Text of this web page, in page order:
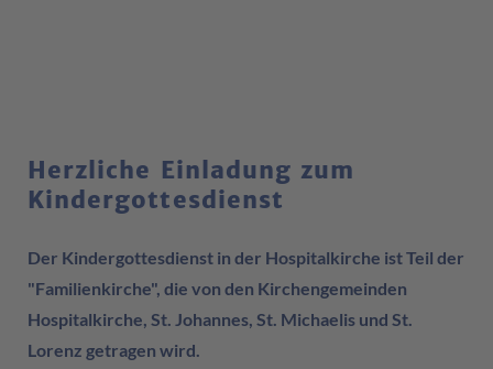
Herzliche Einladung zum
Kindergottesdienst
Der Kindergottesdienst in der Hospitalkirche ist Teil der
"Familienkirche", die von den Kirchengemeinden
Hospitalkirche, St. Johannes, St. Michaelis und St.
Lorenz getragen wird.